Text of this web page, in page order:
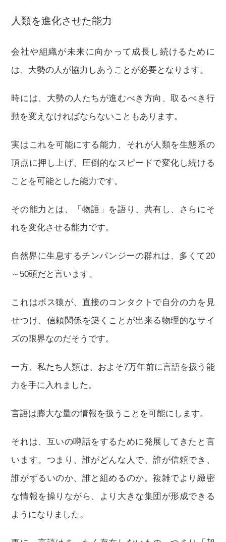
人類を進化させた能力
会社や組織が未来に向かって成長し続けるために
は、大勢の人が協力しあうことが必要となります。
時には、大勢の人たちが進むべき方向、取るべき行
動を変えなければならないこともあります。
実はこれを可能にする能力、それが人類を生態系の
頂点に押し上げ、圧倒的なスピードで変化し続ける
ことを可能とした能力です。
その能力とは、「物語」を語り、共有し、さらにそ
れを変化させる能力です。
自然界に生息するチンパンジーの群れは、多くて20
～50頭だと言います。
これはボス猿が、直接のコンタクトで自分の力を見
せつけ、信頼関係を築くことが出来る物理的なサイ
ズの限界なのだそうです。
一方、私たち人類は、およそ7万年前に言語を扱う能
力を手に入れました。
言語は膨大な量の情報を扱うことを可能にします。
それは、互いの噂話をするために発展してきたと言
います。つまり、誰がどんな人で、誰が信頼でき、
誰がずるいのか、誰と組めるのか。複雑でより緻密
な情報を操りながら、より大きな集団が形成できる
ようになりました。